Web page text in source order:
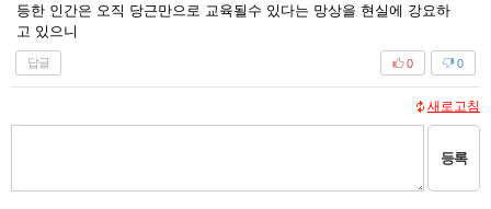
등한 인간은 오직 당근만으로 교육될수 있다는 망상을 현실에 강요하
고 있으니
답글 0
0
새로고침
등록